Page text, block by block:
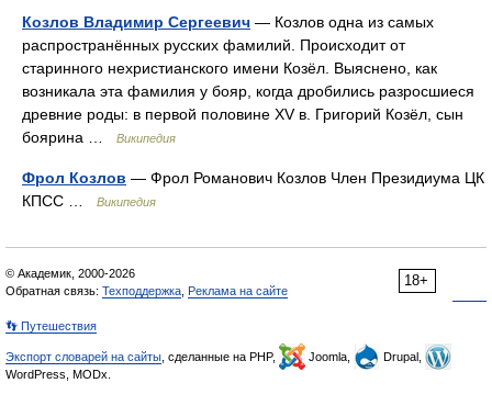
Козлов Владимир Сергеевич — Козлов одна из самых
распространённых русских фамилий. Происходит от
старинного нехристианского имени Козёл. Выяснено, как
возникала эта фамилия у бояр, когда дробились разросшиеся
древние роды: в первой половине XV в. Григорий Козёл, сын
боярина …
Википедия
Фрол Козлов — Фрол Романович Козлов Член Президиума ЦК
КПСС …
Википедия
18+
© Академик, 2000-2026
Обратная связь: Техподдержка Реклама на сайте
👣 Путешествия
Экспорт словарей на сайты , сделанные на PHP, Joomla,
Drupal,
WordPress, MODx.